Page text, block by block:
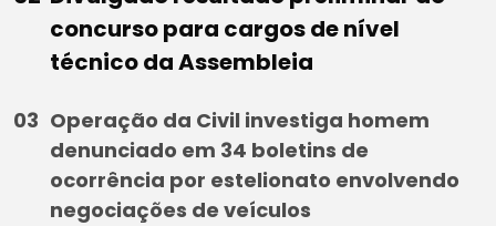
concurso para cargos de nível
técnico da Assembleia
Operação da Civil investiga homem
denunciado em 34 boletins de
ocorrência por estelionato envolvendo
negociações de veículos